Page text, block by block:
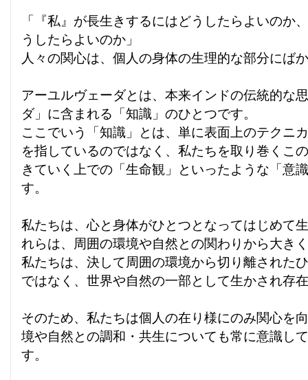
「『私』が長生きするにはどうしたらよいのか
うしたらよいのか」
人々の関心は、個人の身体の生理的な部分にば
アーユルヴェーダとは、本来インドの伝統的な
ダ」に含まれる「知識」のひとつです。
ここでいう「知識」とは、単に表面上のテクニ
を指しているのではなく、私たちを取り巻くこ
きていく上での「生命観」といったような「意
す。
私たちは、心と身体がひとつとなってはじめて
れらは、周囲の環境や自然との関わりから大き
私たちは、決して周囲の環境から切り離された
ではなく、世界や自然の一部として生かされ存
そのため、私たちは個人の在り様にのみ関心を
境や自然との調和・共生についても常に意識し
す。